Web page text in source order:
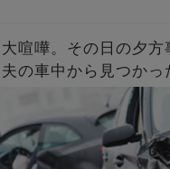
喧嘩。その日の夕方
の車中から見つかっ
う…